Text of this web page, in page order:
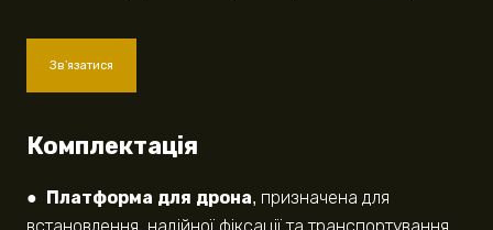
Звʼязатися
Комплектація
● Платформа для дрона, призначена для
встановлення, надійної фіксації та транспортування